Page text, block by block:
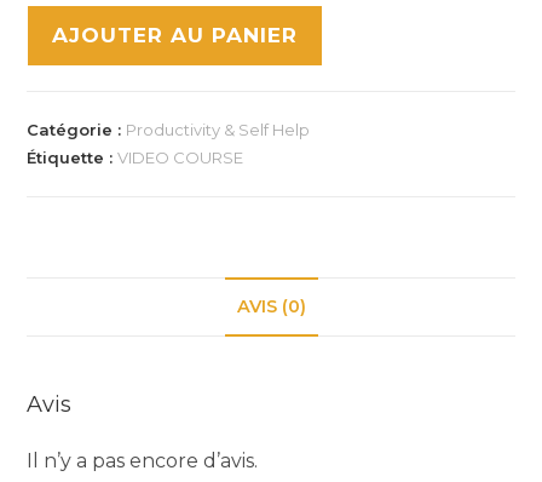
AJOUTER AU PANIER
Catégorie : Productivity & Self Help
Étiquette :VIDEO COURSE
AVIS (0)
Avis
Il n’y a pas encore d’avis.